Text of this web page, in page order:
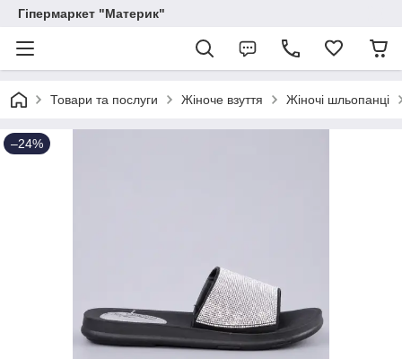
Гіпермаркет "Материк"
Товари та послуги Жіноче взуття Жіночі шльопанці
–24%